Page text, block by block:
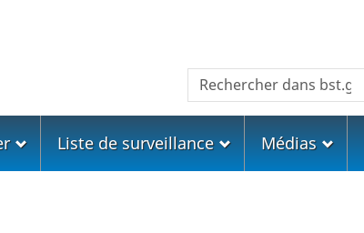
Rechercher
Liste de surveillance Médias